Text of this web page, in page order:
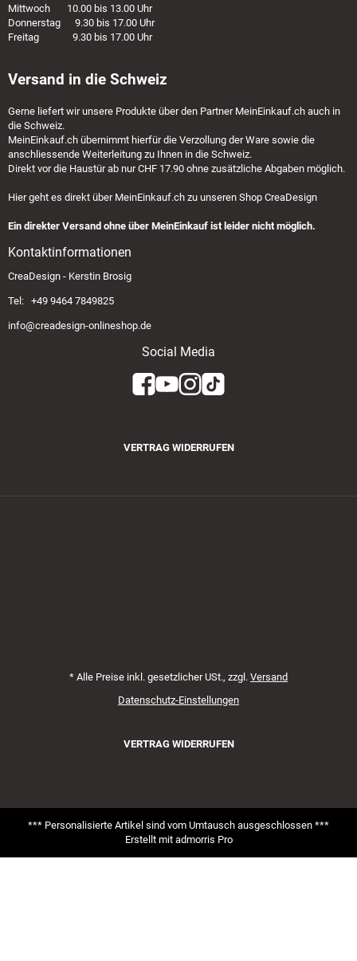
Mittwoch 10.00 bis 13.00 Uhr
Donnerstag 9.30 bis 17.00 Uhr
Freitag 9.30 bis 17.00 Uhr
Versand in die Schweiz
Gerne liefert wir unsere Produkte über den Partner MeinEinkauf.ch auch in
die Schweiz.
MeinEinkauf.ch übernimmt hierfür die Verzollung der Ware sowie die
anschliessende Weiterleitung zu Ihnen in die Schweiz.
Direkt vor die Haustür ab nur CHF 17.90 ohne zusätzliche Abgaben möglich.
Hier geht es direkt über MeinEinkauf.ch zu unseren Shop CreaDesign
Ein direkter Versand ohne über MeinEinkauf ist leider nicht möglich.
Kontaktinformationen
CreaDesign - Kerstin Brosig
Tel: +49 9464 7849825
info@creadesign-onlineshop.de
Social Media
VERTRAG WIDERRUFEN
* Alle Preise inkl. gesetzlicher USt., zzgl. Versand
Datenschutz-Einstellungen
VERTRAG WIDERRUFEN
*** Personalisierte Artikel sind vom Umtausch ausgeschlossen ***
Erstellt mit admorris Pro